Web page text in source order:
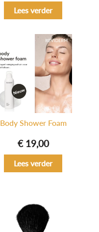
Lees verder
Body Shower Foam
€19,00
Lees verder